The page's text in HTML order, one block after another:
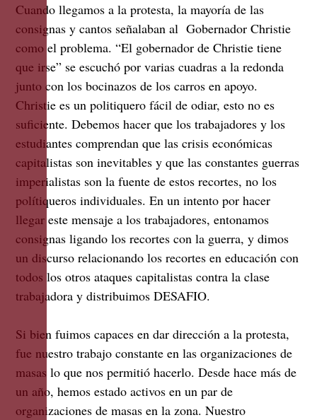
Cuando llegamos a la protesta, la mayoría de las
consignas y cantos señalaban al Gobernador Christie
como el problema. “El gobernador de Christie tiene
que irse” se escuchó por varias cuadras a la redonda
junto con los bocinazos de los carros en apoyo.
Christie es un politiquero fácil de odiar, esto no es
suficiente. Debemos hacer que los trabajadores y los
estudiantes comprendan que las crisis económicas
capitalistas son inevitables y que las constantes guerras
imperialistas son la fuente de estos recortes, no los
polítiqueros individuales. En un intento por hacer
llegar este mensaje a los trabajadores, entonamos
consignas ligando los recortes con la guerra, y dimos
un discurso relacionando los recortes en educación con
todos los otros ataques capitalistas contra la clase
trabajadora y distribuimos DESAFIO.
Si bien fuimos capaces en dar dirección a la protesta,
fue nuestro trabajo constante en las organizaciones de
masas lo que nos permitió hacerlo. Desde hace más de
un año, hemos estado activos en un par de
organizaciones de masas en la zona. Nuestro